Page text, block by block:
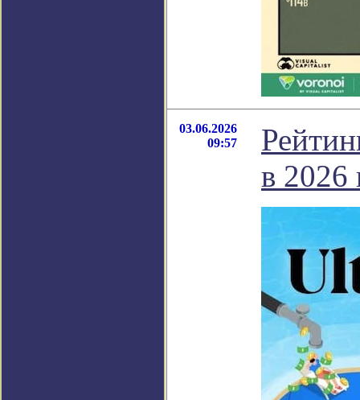
03.06.2026
09:57
в 2026